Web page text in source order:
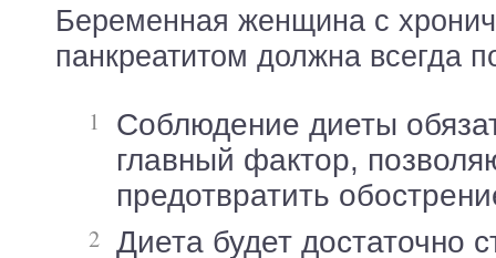
Беременная женщина с
панкреатитом должна всегда
Соблюдение диеты обязательно: диета –
главный фактор,
предотвратить
Диета будет достаточно строгой – как по